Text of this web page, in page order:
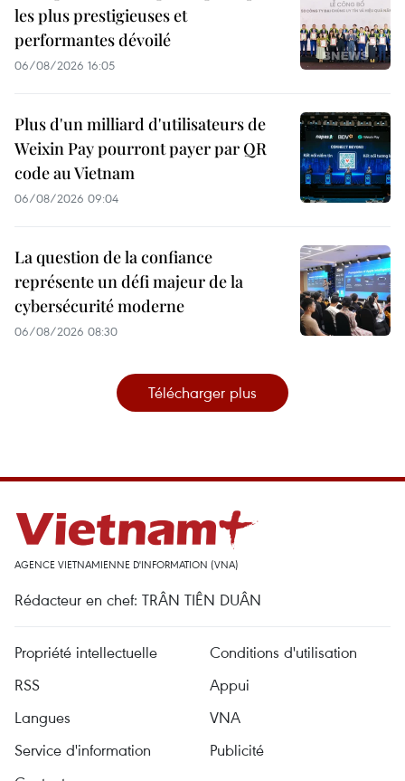
les plus prestigieuses et
performantes dévoilé
06/08/2026 16:05
Plus d'un milliard d'utilisateurs de
Weixin Pay pourront payer par QR
code au Vietnam
06/08/2026 09:04
La question de la confiance
représente un défi majeur de la
cybersécurité moderne
06/08/2026 08:30
Télécharger plus
AGENCE VIETNAMIENNE D'INFORMATION (VNA)
Rédacteur en chef: TRÂN TIÊN DUÂN
Propriété intellectuelle
Conditions d'utilisation
RSS
Appui
Langues
VNA
Service d'information
Publicité